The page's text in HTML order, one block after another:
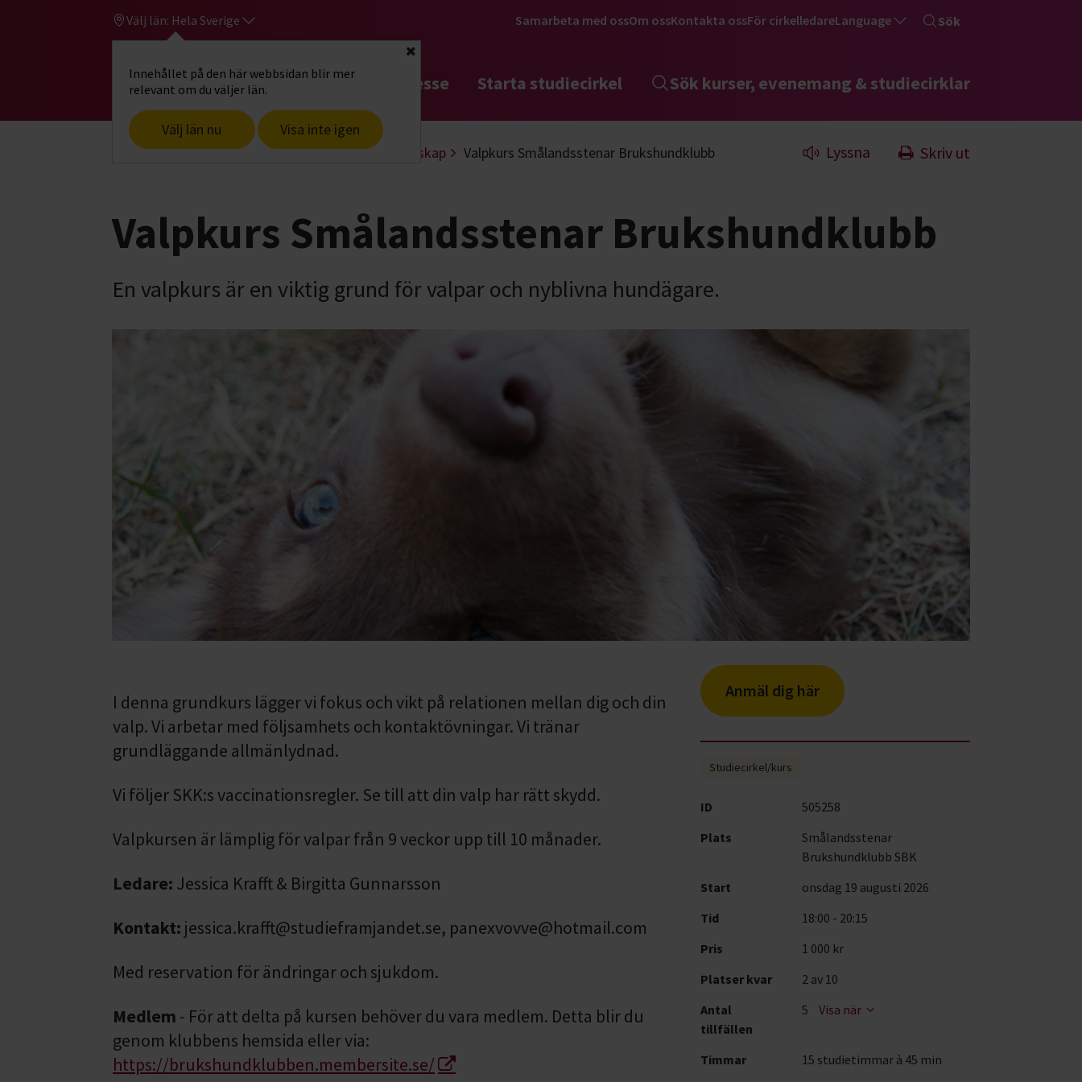
Välj län: Hela Sverige
Innehållet på den här webbsidan blir mer
relevant om du väljer län.
Välj län nu Visa inte igen
Stäng
Samarbeta med ossOm ossKontakta ossFör cirkelledareLanguage Sök
Gå till studiefrämjandets startsidaHitta intresse Starta studiecirkel Sök kurser, evenemang & studiecirklar
Start Hitta intresse Hund & husdjur Valpkunskap Valpkurs Smålandsstenar Brukshundklubb Lyssna Skriv ut
Valpkurs Smålandsstenar Brukshundklubb
En valpkurs är en viktig grund för valpar och nyblivna hundägare.
I denna grundkurs lägger vi fokus och vikt på relationen mellan dig och din
valp. Vi arbetar med följsamhets och kontaktövningar. Vi tränar
grundläggande allmänlydnad.
Vi följer SKK:s vaccinationsregler. Se till att din valp har rätt skydd.
Valpkursen är lämplig för valpar från 9 veckor upp till 10 månader.
Ledare: Jessica Krafft & Birgitta Gunnarsson
Kontakt: jessica.krafft@studieframjandet.se, panexvovve@hotmail.com
Med reservation för ändringar och sjukdom.
Medlem - För att delta på kursen behöver du vara medlem. Detta blir du
genom klubbens hemsida eller via:
https://brukshundklubben.membersite.se/
Anmäl dig här
Studiecirkel/kurs
ID
505258
Plats
Smålandsstenar
Brukshundklubb SBK
Start
onsdag 19 augusti 2026
Tid
18:00 - 20:15
Pris
1 000 kr
Platser kvar
2 av 10
Antal
tillfällen
5 Visa när
Timmar 15 studietimmar à 45 min